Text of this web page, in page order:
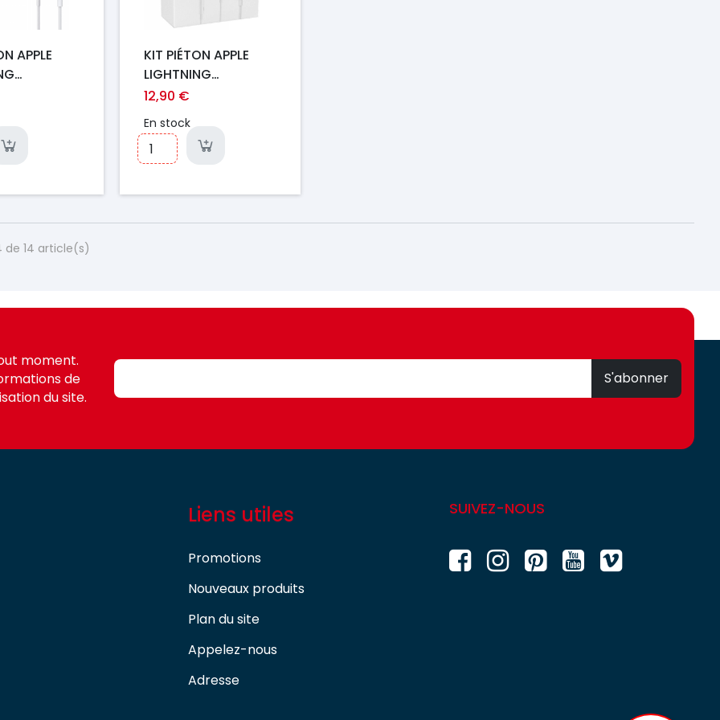
APPLE
POP-UP
KIT PIÉTON APPLE
LIGHTNING
MMTN2ZM/A
12,90 €
En stock
de 14 article(s)
moment.
de
du site.
S'abonner
Liens utiles
Promotions
Nouveaux produits
Plan du site
Appelez-nous
Adresse
SUIVEZ-NOUS